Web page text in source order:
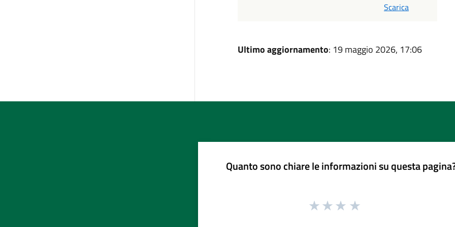
Scarica
Ultimo aggiornamento: 19 maggio 2026, 17:06
Quanto sono chiare le informazioni su questa